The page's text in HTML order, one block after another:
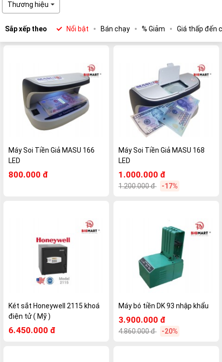
Thương hiệu
Sắp xếp theo Nổi bật Bán chạy % Giảm Giá thấp đến
Máy Soi Tiền Giả MASU 166
LED
800.000 đ
Máy Soi Tiền Giả MASU 168
LED
1.000.000 đ
1.200.000 đ -17%
Két sắt Honeywell 2115 khoá
điện tử ( Mỹ )
6.450.000 đ
Máy bó tiền DK 93 nhập khẩu
3.900.000 đ
4.860.000 đ -20%